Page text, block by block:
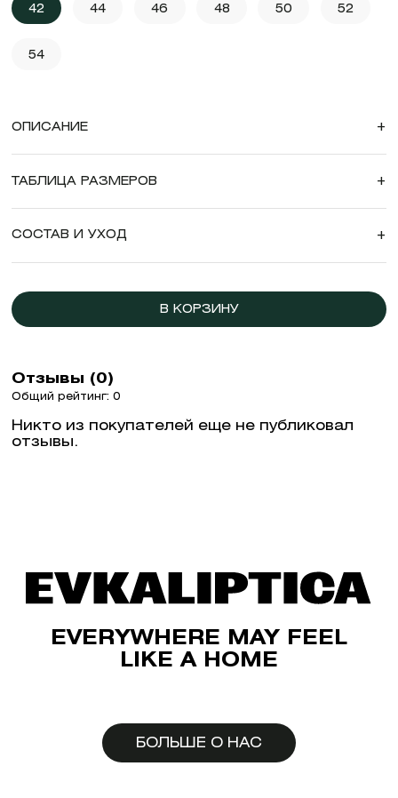
42 44 46 48 50 52
54
ОПИСАНИЕ +
ТАБЛИЦА РАЗМЕРОВ +
СОСТАВ И УХОД +
В КОРЗИНУ
Отзывы (0)
Общий рейтинг: 0
Никто из покупателей еще не публиковал
отзывы.
EVERYWHERE MAY FEEL
LIKE A HOME
БОЛЬШЕ О НАС